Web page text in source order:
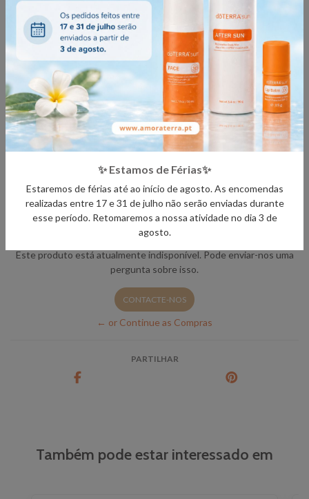
- Possível sensibilidade da pele.
- Mantenha fora do alcance de crianças.
- Se estiver grávida, amamentando ou sob cuidados médicos, consulte
seu médico.
- Evite o contato com os olhos, ouvidos internos e áreas sensíveis.
DETALHES
Não Disponível
Este produto está atualmente indisponível. Pode enviar-nos uma
pergunta sobre isso.
CONTACTE-NOS
← or Continue as Compras
PARTILHAR
Também pode estar interessado em
✨ Estamos de Férias✨
Estaremos de férias até ao início de agosto. As encomendas
realizadas entre 17 e 31 de julho não serão enviadas durante
esse período. Retomaremos a nossa atividade no dia 3 de
agosto.